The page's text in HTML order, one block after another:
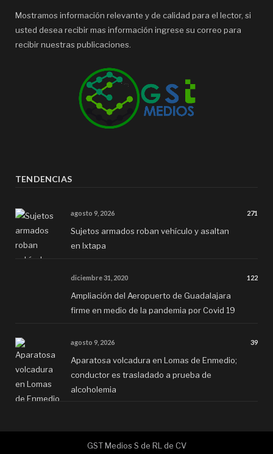
Mostramos información relevante y de calidad para el lector, si
usted desea recibir mas información ingrese su correo para
recibir nuestras publicaciones.
TENDENCIAS
agosto 9, 2026 271
Sujetos armados roban vehículo y asaltan
en Ixtapa
diciembre 31, 2020 122
Ampliación del Aeropuerto de Guadalajara
firme en medio de la pandemia por Covid 19
agosto 9, 2026 39
Aparatosa volcadura en Lomas de Enmedio;
conductor es trasladado a prueba de
alcoholemia
GST Medios S de RL de CV